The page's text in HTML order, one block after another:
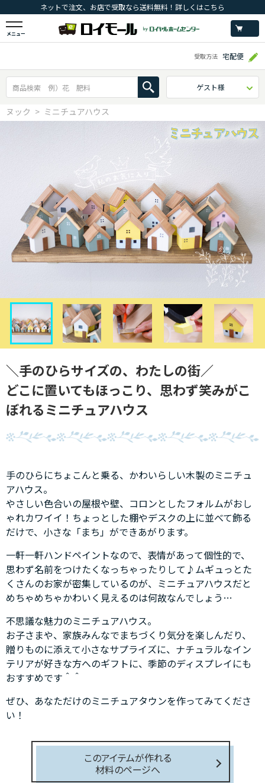
ネットで注文、お店で受取なら送料無料！詳しくはこちら
メニュー
受取方法 宅配便
ゲスト様
ヌック ミニチュアハウス
＼手のひらサイズの、わたしの街／
どこに置いてもほっこり、思わず笑みがこ
ぼれるミニチュアハウス
手のひらにちょこんと乗る、かわいらしい木製のミニチュ
アハウス。
やさしい色合いの屋根や壁、コロンとしたフォルムがおし
ゃれカワイイ！ちょっとした棚やデスクの上に並べて飾る
だけで、小さな「まち」ができあがります。
一軒一軒ハンドペイントなので、表情があって個性的で、
思わず名前をつけたくなっちゃったりして♪ムギュっとた
くさんのお家が密集しているのが、ミニチュアハウスだと
めちゃめちゃかわいく見えるのは何故なんでしょう…
不思議な魅力のミニチュアハウス。
お子さまや、家族みんなでまちづくり気分を楽しんだり、
贈りものに添えて小さなサプライズに、ナチュラルなイン
テリアが好きな方へのギフトに、季節のディスプレイにも
おすすめです＾＾
ぜひ、あなただけのミニチュアタウンを作ってみてくださ
い！
このアイテムが作れる
材料のページへ